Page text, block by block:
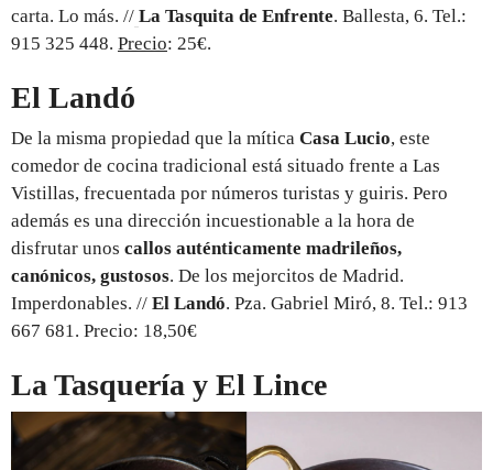
carta. Lo más. // La Tasquita de Enfrente. Ballesta, 6. Tel.:
915 325 448. Precio: 25€.
El Landó
De la misma propiedad que la mítica Casa Lucio, este
comedor de cocina tradicional está situado frente a Las
Vistillas, frecuentada por números turistas y guiris. Pero
además es una dirección incuestionable a la hora de
disfrutar unos callos auténticamente madrileños,
canónicos, gustosos. De los mejorcitos de Madrid.
Imperdonables. // El Landó. Pza. Gabriel Miró, 8. Tel.: 913
667 681. Precio: 18,50€
La Tasquería y El Lince